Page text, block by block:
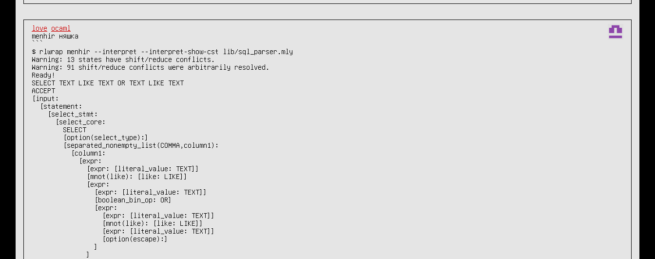
love
ocaml
menhir няшка
```
$ rlwrap menhir --interpret --interpret-show-cst lib/sql_parser.mly
Warning: 13 states have shift/reduce conflicts.
Warning: 91 shift/reduce conflicts were arbitrarily resolved.
Ready!
SELECT TEXT LIKE TEXT OR TEXT LIKE TEXT
ACCEPT
[input: